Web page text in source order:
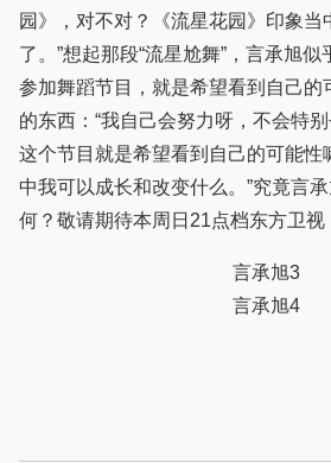
园》，对不对？《流星花园》印象当
了。”想起那段“流星尬舞”，言承旭
参加舞蹈节目，就是希望看到自己的
的东西：“我自己会努力呀，不会特
这个节目就是希望看到自己的可能性
中我可以成长和改变什么。”究竟言
何？敬请期待本周日21点档东方卫视
言承旭3
言承旭4